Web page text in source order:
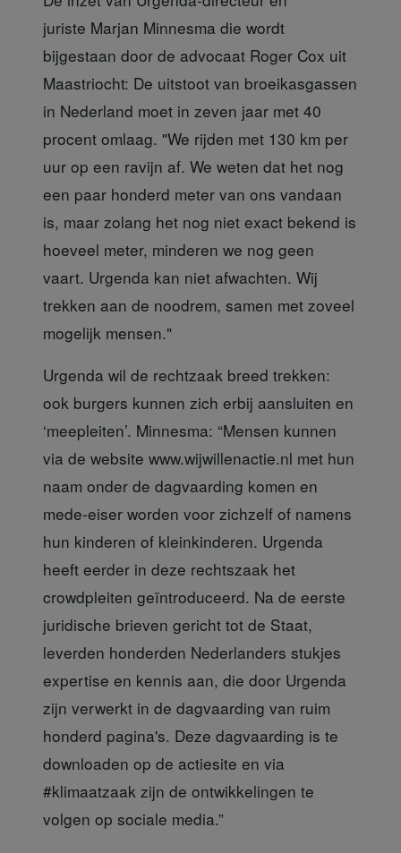
juriste Marjan Minnesma die wordt
bijgestaan door de advocaat Roger Cox uit
Maastriocht: De uitstoot van broeikasgassen
in Nederland moet in zeven jaar met 40
procent omlaag. "We rijden met 130 km per
uur op een ravijn af. We weten dat het nog
een paar honderd meter van ons vandaan
is, maar zolang het nog niet exact bekend is
hoeveel meter, minderen we nog geen
vaart. Urgenda kan niet afwachten. Wij
trekken aan de noodrem, samen met zoveel
mogelijk mensen."
Urgenda wil de rechtzaak breed trekken:
ook burgers kunnen zich erbij aansluiten en
‘meepleiten’. Minnesma: “Mensen kunnen
via de website www.wijwillenactie.nl met hun
naam onder de dagvaarding komen en
mede-eiser worden voor zichzelf of namens
hun kinderen of kleinkinderen. Urgenda
heeft eerder in deze rechtszaak het
crowdpleiten geïntroduceerd. Na de eerste
juridische brieven gericht tot de Staat,
leverden honderden Nederlanders stukjes
expertise en kennis aan, die door Urgenda
zijn verwerkt in de dagvaarding van ruim
honderd pagina's. Deze dagvaarding is te
downloaden op de actiesite en via
#klimaatzaak zijn de ontwikkelingen te
volgen op sociale media.”